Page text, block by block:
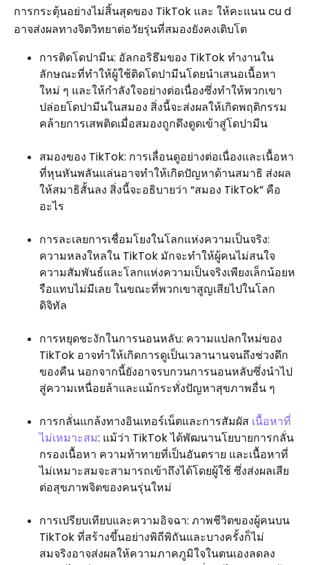
การกระตุ้นอย่างไม่สิ้นสุดของ TikTok และ ให้คะแนน cu d
อาจส่งผลทางจิตวิทยาต่อวัยรุ่นที่สมองยังคงเติบโต
การติดโดปามีน: อัลกอริธึมของ TikTok ทำงานใน
ลักษณะที่ทำให้ผู้ใช้ติดโดปามีนโดยนำเสนอเนื้อหา
ใหม่ ๆ และให้กำลังใจอย่างต่อเนื่องซึ่งทำให้พวกเขา
ปล่อยโดปามีนในสมอง สิ่งนี้จะส่งผลให้เกิดพฤติกรรม
คล้ายการเสพติดเมื่อสมองถูกดึงดูดเข้าสู่โดปามีน
สมองของ TikTok: การเลื่อนดูอย่างต่อเนื่องและเนื้อหา
ที่หุนหันพลันแล่นอาจทำให้เกิดปัญหาด้านสมาธิ ส่งผล
ให้สมาธิสั้นลง สิ่งนี้จะอธิบายว่า “สมอง TikTok” คือ
อะไร
การละเลยการเชื่อมโยงในโลกแห่งความเป็นจริง:
ความหลงใหลใน TikTok มักจะทำให้ผู้คนไม่สนใจ
ความสัมพันธ์และโลกแห่งความเป็นจริงเพียงเล็กน้อยห
รือแทบไม่มีเลย ในขณะที่พวกเขาสูญเสียไปในโลก
ดิจิทัล
การหยุดชะงักในการนอนหลับ: ความแปลกใหม่ของ
TikTok อาจทำให้เกิดการดูเป็นเวลานานจนถึงช่วงดึก
ของคืน นอกจากนี้ยังอาจรบกวนการนอนหลับซึ่งนำไป
สู่ความเหนื่อยล้าและแม้กระทั่งปัญหาสุขภาพอื่น ๆ
การกลั่นแกล้งทางอินเทอร์เน็ตและการสัมผัส เนื้อหาที่
ไม่เหมาะสม: แม้ว่า TikTok ได้พัฒนานโยบายการกลั่น
กรองเนื้อหา ความท้าทายที่เป็นอันตราย และเนื้อหาที่
ไม่เหมาะสมจะสามารถเข้าถึงได้โดยผู้ใช้ ซึ่งส่งผลเสีย
ต่อสุขภาพจิตของคนรุ่นใหม่
การเปรียบเทียบและความอิจฉา: ภาพชีวิตของผู้คนบน
TikTok ที่สร้างขึ้นอย่างพิถีพิถันและบางครั้งก็ไม่
สมจริงอาจส่งผลให้ความภาคภูมิใจในตนเองลดลง